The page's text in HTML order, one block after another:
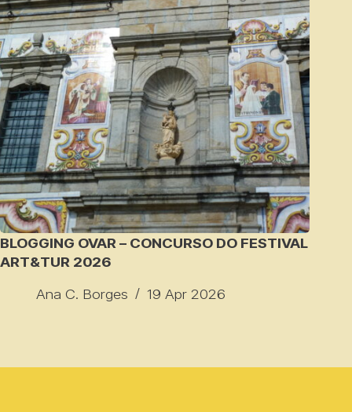
BLOGGING OVAR – CONCURSO DO FESTIVAL
ART&TUR 2026
Ana C. Borges
19 Apr 2026